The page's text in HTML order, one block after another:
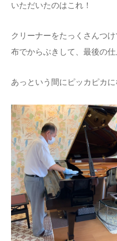
いただいたのはこれ！
クリーナーをたっくさんつ
布でからぶきして、最後の仕
あっという間にピッカピカに